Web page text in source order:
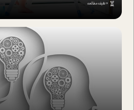
4 دقیقه مطالعه